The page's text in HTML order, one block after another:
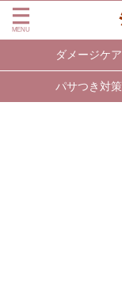
ダメージケア
パサつき対策